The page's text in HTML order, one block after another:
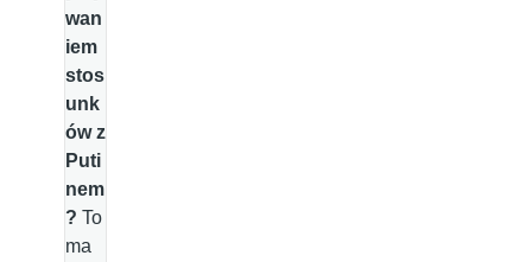
wan
iem
stos
unk
ów z
Puti
nem
? To
ma